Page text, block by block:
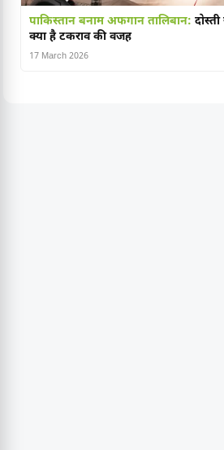
पाकिस्तान बनाम अफगान तालिबान:
क्या है टकराव की वजह
17 March 2026